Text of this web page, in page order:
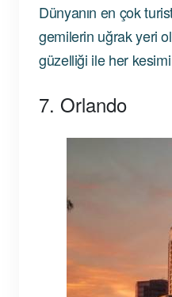
Dünyanın en çok
gemilerin uğrak yeri
güzelliği ile her
7. Orlando